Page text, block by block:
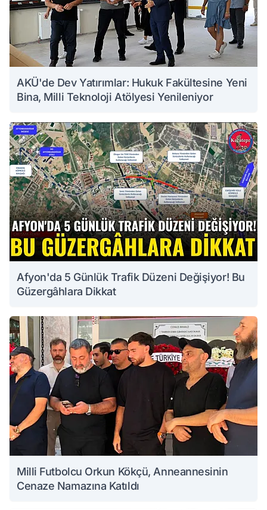
AKÜ'de Dev Yatırımlar: Hukuk Fakültesine Yeni
Bina, Milli Teknoloji Atölyesi Yenileniyor
Afyon'da 5 Günlük Trafik Düzeni Değişiyor! Bu
Güzergâhlara Dikkat
Milli Futbolcu Orkun Kökçü, Anneannesinin
Cenaze Namazına Katıldı